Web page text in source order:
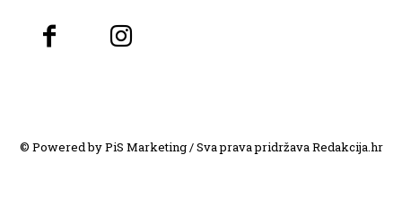
© Powered by PiS Marketing / Sva prava pridržava Redakcija.hr